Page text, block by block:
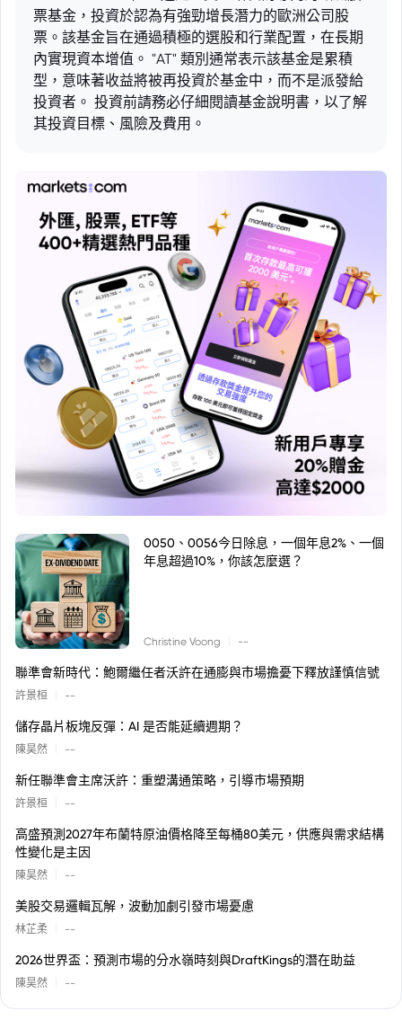
票基金，投資於認為有強勁增長潛力的歐洲公司股
票。該基金旨在通過積極的選股和行業配置，在長期
內實現資本增值。 "AT" 類別通常表示該基金是累積
型，意味著收益將被再投資於基金中，而不是派發給
投資者。 投資前請務必仔細閱讀基金說明書，以了解
其投資目標、風險及費用。
0050、0056今日除息，一個年息2%、一個
年息超過10%，你該怎麼選？
Christine Voong --
聯準會新時代：鮑爾繼任者沃許在通膨與市場擔憂下釋放謹慎信號
許景桓 --
儲存晶片板塊反彈：AI 是否能延續週期？
陳昊然 --
新任聯準會主席沃許：重塑溝通策略，引導市場預期
許景桓 --
高盛預測2027年布蘭特原油價格降至每桶80美元，供應與需求結構
性變化是主因
陳昊然 --
美股交易邏輯瓦解，波動加劇引發市場憂慮
林芷柔 --
2026世界盃：預測市場的分水嶺時刻與DraftKings的潛在助益
陳昊然 --